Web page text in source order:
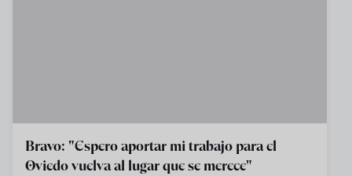
Bravo: "Espero aportar mi trabajo para el
Oviedo vuelva al lugar que se merece"